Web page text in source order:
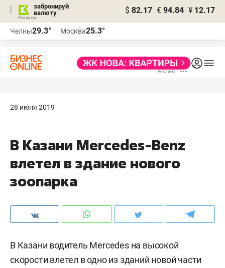
забронируй
валюту
$ 82.17 € 94.84 ¥ 12.17
Челны29.3° Москва25.3°
28 июня 2019
​В Казани Mercedes-Benz
влетел в здание нового
зоопарка
В Казани водитель Mercedes на высокой
скорости влетел в одно из зданий новой части